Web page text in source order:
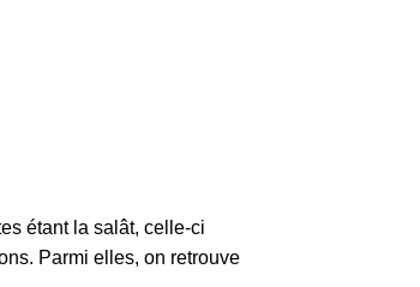
étant la salât, celle-ci
Parmi elles, on retrouve